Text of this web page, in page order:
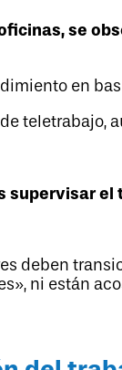
se
en
teletrabajo,
supervisar
deben
ni están